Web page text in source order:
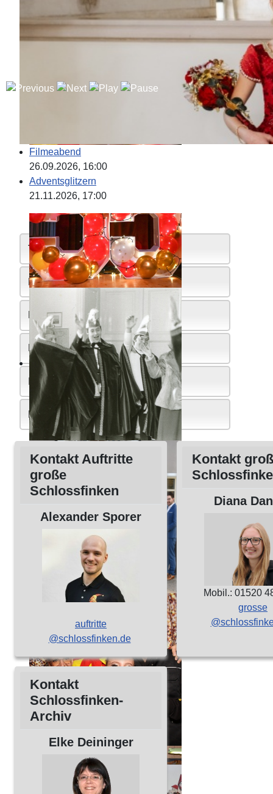
Termine
Faschingszeitung
Downloads
Kontakt
Impressum
Datenschutz
Filmeabend
26.09.2026, 16:00
Adventsglitzern
21.11.2026, 17:00
Kontakt Auftritte
große
Schlossfinken
Alexander Sporer
auftritte
@schlossfinken.de
Kontakt
Diana
Mobil.: 01520
grosse
Kontakt
Schlossfinken-
Archiv
Elke Deininger